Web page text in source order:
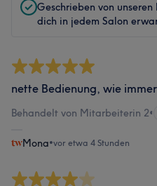
Geschrieben von
dich in jedem Salon
nette Bedienung, wie
Behandelt von Mitarbeiterin 2•
Mona•vor etwa 4 Stunden